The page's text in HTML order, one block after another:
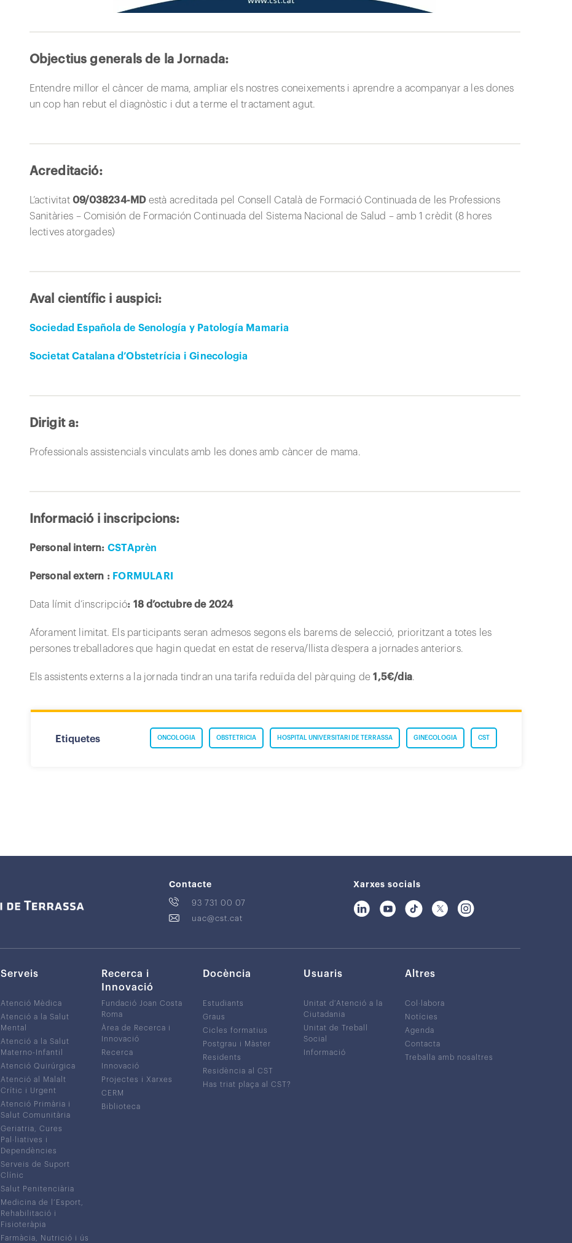
Objectius generals de la Jornada:
Entendre millor el càncer de mama, ampliar els nostres coneixements i aprendre a acompanyar a les dones
un cop han rebut el diagnòstic i dut a terme el tractament agut.
Acreditació:
L’activitat 09/038234-MDestà acreditada pel Consell Català de Formació Continuada de les Professions
Sanitàries – Comisión de Formación Continuada del Sistema Nacional de Salud – amb 1 crèdit (8 hores
lectives atorgades)
Aval científic i auspici:
Sociedad Española de Senología y Patología Mamaria
Societat Catalana d’Obstetrícia i Ginecologia
Dirigit a:
Professionals assistencials vinculats amb les dones amb càncer de mama.
Informació i inscripcions:
Personal intern: CSTAprèn
Personal extern : FORMULARI
Data límit d’inscripció: 18 d’octubre de 2024
Aforament limitat. Els participants seran admesos segons els barems de selecció, prioritzant a totes les
persones treballadores que hagin quedat en estat de reserva/llista d’espera a jornades anteriors.
Els assistents externs a la jornada tindran una tarifa reduïda del pàrquing de1,5€/dia.
Etiquetes CST
GINECOLOGIA
HOSPITAL UNIVERSITARI DE TERRASSA
OBSTETRICIA
ONCOLOGIA
Contacte
93 731 00 07
uac@cst.cat
Xarxes socials
Serveis
Atenció Mèdica
Atenció a la Salut
Mental
Atenció a la Salut
Materno-Infantil
Atenció Quirúrgica
Atenció al Malalt
Crític i Urgent
Atenció Primària i
Salut Comunitària
Geriatria, Cures
Pal·liatives i
Dependències
Serveis de Suport
Clínic
Salut Penitenciària
Medicina de l’Esport,
Rehabilitació i
Fisioteràpia
Farmàcia, Nutrició i ús
Recerca i
Innovació
Fundació Joan Costa
Roma
Àrea de Recerca i
Innovació
Recerca
Innovació
Projectes i Xarxes
CERM
Biblioteca
Docència
Estudiants
Graus
Cicles formatius
Postgrau i Màster
Residents
Residència al CST
Has triat plaça al CST?
Usuaris
Unitat d’Atenció a la
Ciutadania
Unitat de Treball
Social
Informació
Altres
Col·labora
Notícies
Agenda
Contacta
Treballa amb nosaltres